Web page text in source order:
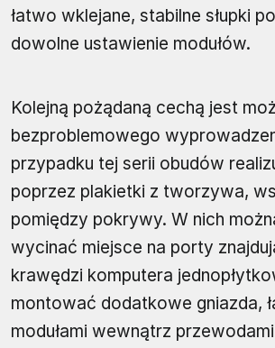
łatwo wklejane, stabilne słupki
dowolne ustawienie modułów.
Kolejną pożądaną cechą jest
bezproblemowego
przypadku tej serii obudów
poprzez plakietki z tworzywa,
pomiędzy pokrywy. W nich
wycinać miejsce na porty
krawędzi komputera
montować dodatkowe gniazda,
modułami wewnątrz